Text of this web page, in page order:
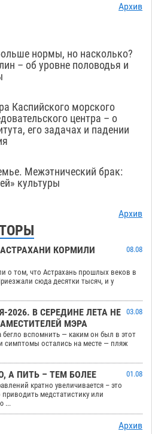
Архив
нормы, но насколько?
– об уровне половодья и
Каспийского морского
центра – о
его задачах и падении
Межэтнический брак:
культуры
Архив
КОРМИЛИ
08.08
о том, что Астрахань прошлых веков в
сюда десятки тысяч, и у
В СЕРЕДИНЕ ЛЕТА НЕ
МЭРА
03.08
бегло вспомнить — каким он был в этот
симптомы остались на месте — пляж
А ПИТЬ – ТЕМ БОЛЕЕ
01.08
кратно увеличивается – это
медстатистику или
...
Архив